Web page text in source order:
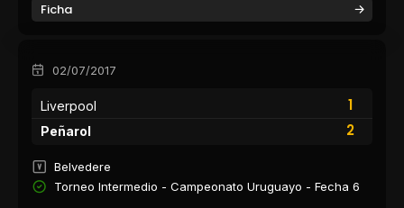
Ficha
02/07/2017
Liverpool
1
2
Peñarol
Belvedere
Torneo Intermedio - Campeonato Uruguayo - Fecha 6